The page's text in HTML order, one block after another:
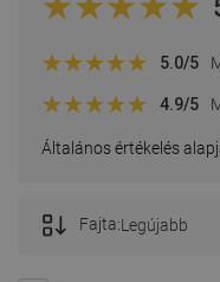
Általános értékelés
5.0/5
4.9/5
Fajta:Legújabb